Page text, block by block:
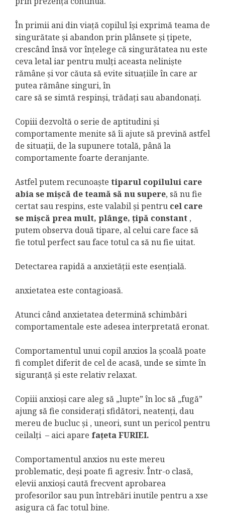
În primii ani din viață copilul își exprimă teama de
singurătate și abandon prin plânsete și țipete,
crescând însă vor înțelege că singurătatea nu este
ceva letal iar pentru mulți aceasta neliniște
rămâne și vor căuta să evite situațiile în care ar
putea rămâne singuri, în
care să se simtă respinși, trădați sau abandonați.
Copiii dezvoltă o serie de aptitudini și
comportamente menite să îi ajute să prevină astfel
de situații, de la supunere totală, până la
comportamente foarte deranjante.
Astfel putem recunoaște tiparul copilului care
abia se mișcă de teamă să nu supere, să nu fie
certat sau respins, este valabil și pentru cel care
se mișcă prea mult, plânge, țipă constant ,
putem observa două tipare, al celui care face să
fie totul perfect sau face totul ca să nu fie uitat.
Detectarea rapidă a anxietății este esențială.
anxietatea este contagioasă.
Atunci când anxietatea determină schimbări
comportamentale este adesea interpretată eronat.
Comportamentul unui copil anxios la școală poate
fi complet diferit de cel de acasă, unde se simte în
siguranță și este relativ relaxat.
Copiii anxioși care aleg să „lupte” în loc să „fugă”
ajung să fie considerați sfidători, neatenți, dau
mereu de bucluc și , uneori, sunt un pericol pentru
ceilalți – aici apare fațeta FURIEI.
Comportamentul anxios nu este mereu
problematic, deși poate fi agresiv. Într-o clasă,
elevii anxioși caută frecvent aprobarea
profesorilor sau pun întrebări inutile pentru a xse
asigura că fac totul bine.